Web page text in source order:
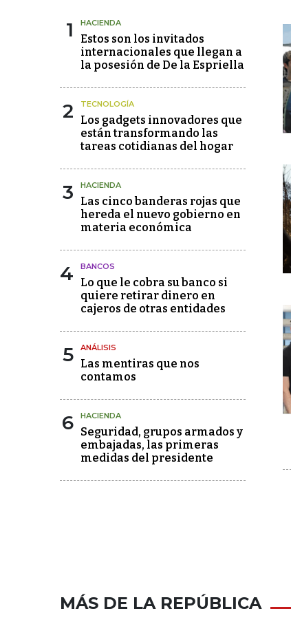
1 HACIENDA
Estos son los invitados
internacionales que llegan a
la posesión de De la Espriella
2 TECNOLOGÍA
Los gadgets innovadores que
están transformando las
tareas cotidianas del hogar
3 HACIENDA
Las cinco banderas rojas que
hereda el nuevo gobierno en
materia económica
4 BANCOS
Lo que le cobra su banco si
quiere retirar dinero en
cajeros de otras entidades
5 ANÁLISIS
Las mentiras que nos
contamos
6 HACIENDA
Seguridad, grupos armados y
embajadas, las primeras
medidas del presidente
MÁS DE LA REPÚBLICA